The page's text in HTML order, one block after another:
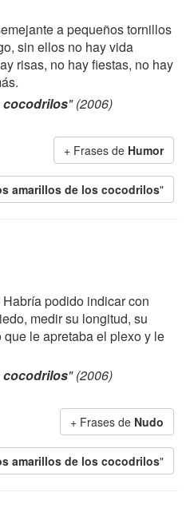
a pequeños tornillos
sin ellos no hay vida
risas, no hay fiestas, no hay
cocodrilos" (2006)
+ Frases de Humor
amarillos de los cocodrilos"
podido indicar con
medir su longitud, su
le apretaba el plexo y le
cocodrilos" (2006)
+ Frases de Nudo
amarillos de los cocodrilos"